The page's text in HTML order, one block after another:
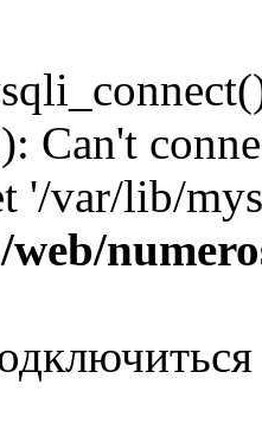
Can't
'/var/lib/